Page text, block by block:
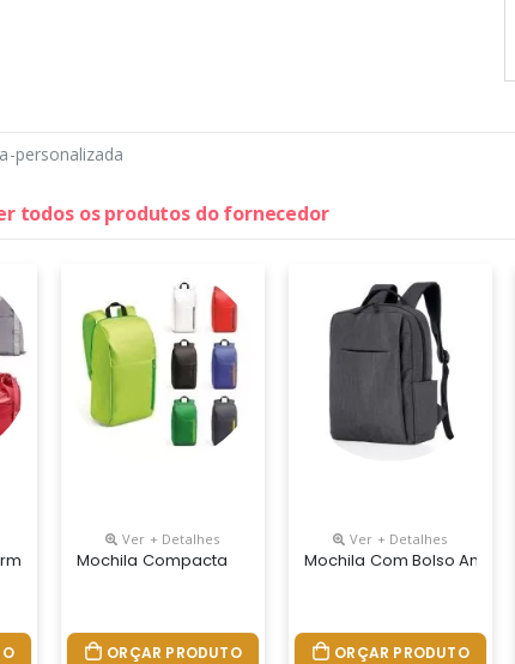
personalizada
todos os produtos do fornecedor
Ver + Detalhes
Mochila Compacta
ORÇAR PRODUTO
Ver + Detalhes
Mochila Com Bolso Antifurto
ORÇAR PRODUTO